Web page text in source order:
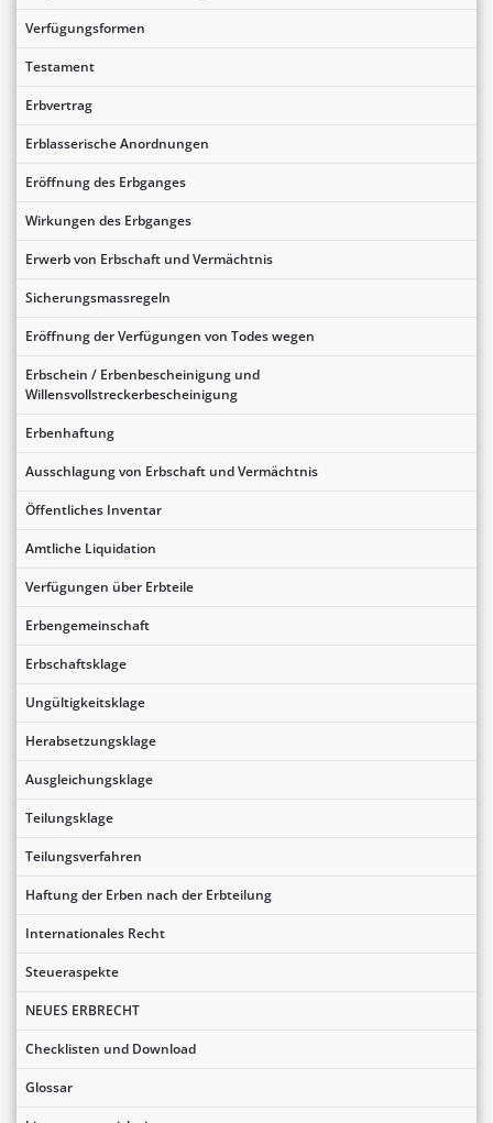
Verfügungsformen
Testament
Erbvertrag
Erblasserische Anordnungen
Eröffnung des Erbganges
Wirkungen des Erbganges
Erwerb von Erbschaft und Vermächtnis
Sicherungsmassregeln
Eröffnung der Verfügungen von Todes wegen
Erbschein / Erbenbescheinigung und
Willensvollstreckerbescheinigung
Erbenhaftung
Ausschlagung von Erbschaft und Vermächtnis
Öffentliches Inventar
Amtliche Liquidation
Verfügungen über Erbteile
Erbengemeinschaft
Erbschaftsklage
Ungültigkeitsklage
Herabsetzungsklage
Ausgleichungsklage
Teilungsklage
Teilungsverfahren
Haftung der Erben nach der Erbteilung
Internationales Recht
Steueraspekte
NEUES ERBRECHT
Checklisten und Download
Glossar